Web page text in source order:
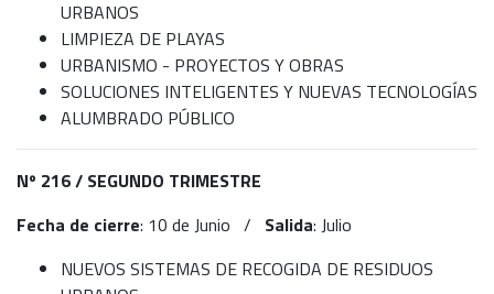
URBANOS
LIMPIEZA DE PLAYAS
URBANISMO - PROYECTOS Y OBRAS
SOLUCIONES INTELIGENTES Y NUEVAS TECNOLOGÍAS
ALUMBRADO PÚBLICO
Nº 216 / SEGUNDO TRIMESTRE
Fecha de cierre: 10 de Junio / Salida: Julio
NUEVOS SISTEMAS DE RECOGIDA DE RESIDUOS